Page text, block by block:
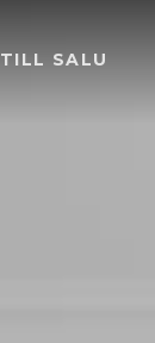
TILL SALU